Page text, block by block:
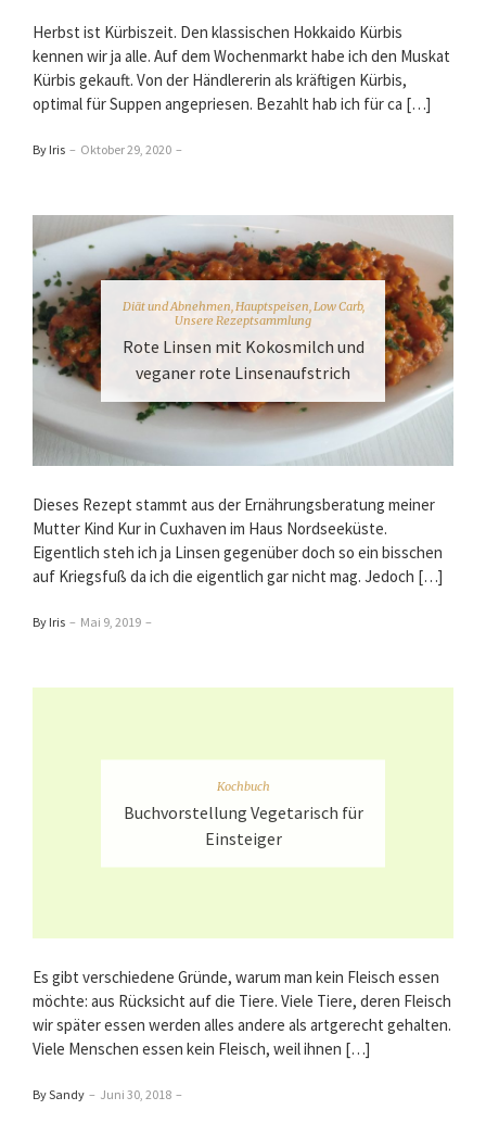
Herbst ist Kürbiszeit. Den klassischen Hokkaido Kürbis
kennen wir ja alle. Auf dem Wochenmarkt habe ich den Muskat
Kürbis gekauft. Von der Händlererin als kräftigen Kürbis,
optimal für Suppen angepriesen. Bezahlt hab ich für ca […]
By Iris – Oktober 29, 2020 –
Diät und Abnehmen,Hauptspeisen,Low Carb,
Unsere Rezeptsammlung
Rote Linsen mit Kokosmilch und
veganer rote Linsenaufstrich
Dieses Rezept stammt aus der Ernährungsberatung meiner
Mutter Kind Kur in Cuxhaven im Haus Nordseeküste.
Eigentlich steh ich ja Linsen gegenüber doch so ein bisschen
auf Kriegsfuß da ich die eigentlich gar nicht mag. Jedoch […]
By Iris – Mai 9, 2019 –
Kochbuch
Buchvorstellung Vegetarisch für
Einsteiger
Es gibt verschiedene Gründe, warum man kein Fleisch essen
möchte: aus Rücksicht auf die Tiere. Viele Tiere, deren Fleisch
wir später essen werden alles andere als artgerecht gehalten.
Viele Menschen essen kein Fleisch, weil ihnen […]
By Sandy – Juni 30, 2018 –